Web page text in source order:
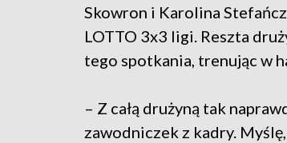
Skowron i Karolina
LOTTO 3x3 ligi. Reszta
tego spotkania, trenując w
– Z całą drużyną tak
zawodniczek z kadry.